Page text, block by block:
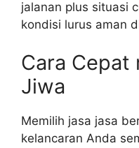
jalanan plus situasi
kondisi lurus aman
Cara Cepat
Jiwa
Memilih jasa jasa
kelancaran Anda